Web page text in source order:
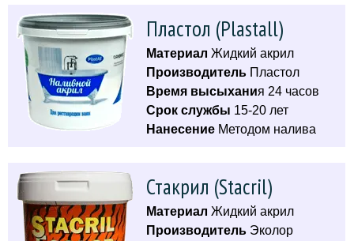
Пластол (Plastall)
Материал Жидкий акрил
Производитель Пластол
Время высыхания 24 часов
Срок службы 15-20 лет
Нанесение Методом налива
Стакрил (Stacril)
Материал Жидкий акрил
Производитель Эколор